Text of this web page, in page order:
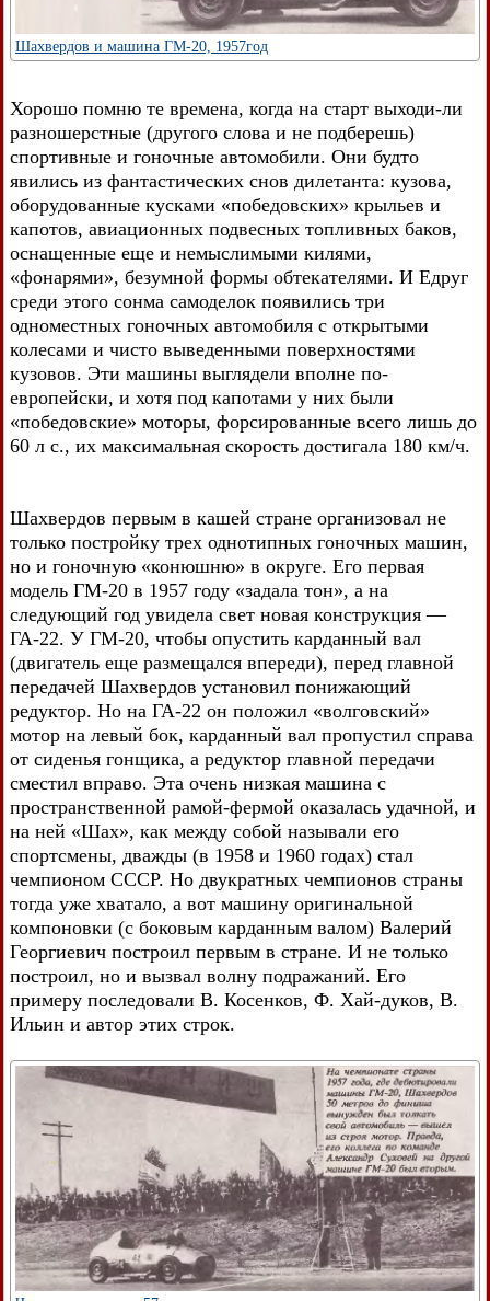
Шахвердов и машина ГМ-20, 1957год
Хорошо помню те времена, когда на старт выходи-ли
разношерстные (другого слова и не подберешь)
спортивные и гоночные автомобили. Они будто
явились из фантастических снов дилетанта: кузова,
оборудованные кусками «победовских» крыльев и
капотов, авиационных подвесных топливных баков,
оснащенные еще и немыслимыми килями,
«фонарями», безумной формы обтекателями. И Едруг
среди этого сонма самоделок появились три
одноместных гоночных автомобиля с открытыми
колесами и чисто выведенными поверхностями
кузовов. Эти машины выглядели вполне по-
европейски, и хотя под капотами у них были
«победовские» моторы, форсированные всего лишь до
60 л с., их максимальная скорость достигала 180 км/ч.
Шахвердов первым в кашей стране организовал не
только постройку трех однотипных гоночных машин,
но и гоночную «конюшню» в округе. Его первая
модель ГМ-20 в 1957 году «задала тон», а на
следующий год увидела свет новая конструкция —
ГА-22. У ГМ-20, чтобы опустить карданный вал
(двигатель еще размещался впереди), перед главной
передачей Шахвердов установил понижающий
редуктор. Но на ГА-22 он положил «волговский»
мотор на левый бок, карданный вал пропустил справа
от сиденья гонщика, а редуктор главной передачи
сместил вправо. Эта очень низкая машина с
пространственной рамой-фермой оказалась удачной, и
на ней «Шах», как между собой называли его
спортсмены, дважды (в 1958 и 1960 годах) стал
чемпионом СССР. Но двукратных чемпионов страны
тогда уже хватало, а вот машину оригинальной
компоновки (с боковым карданным валом) Валерий
Георгиевич построил первым в стране. И не только
построил, но и вызвал волну подражаний. Его
примеру последовали В. Косенков, Ф. Хай-дуков, В.
Ильин и автор этих строк.